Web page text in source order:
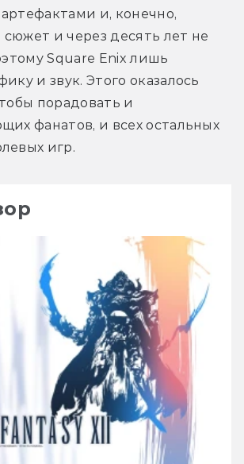
и, конечно,
и через десять лет не
Square Enix лишь
и звук. Этого оказалось
порадовать и
фанатов, и всех остальных
игр.